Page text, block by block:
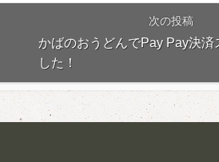
次の投稿
かばのおうどんでPay Pay決済
した！